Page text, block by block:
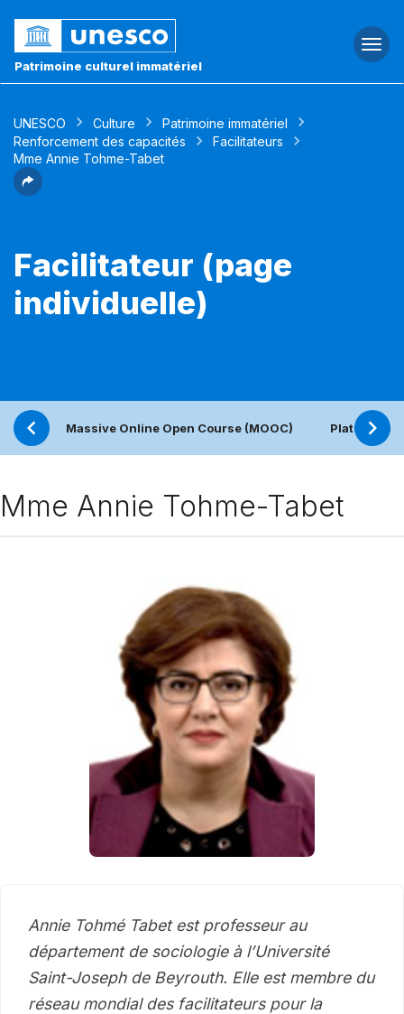
Patrimoine culturel immatériel
UNESCO Culture
Patrimoine immatériel
Renforcement des capacités
Facilitateurs
Mme Annie Tohme-Tabet
Facilitateur (page
individuelle)
Massive Online Open Course (MOOC) Plateforme
Mme Annie Tohme-Tabet
Annie Tohmé Tabet est professeur au
département de sociologie à l’Université
Saint-Joseph de Beyrouth. Elle est membre du
réseau mondial des facilitateurs pour la